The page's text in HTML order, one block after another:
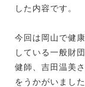
した内容です。
今回は岡山で健
している一般財
健師、吉田温美
をうかがいました